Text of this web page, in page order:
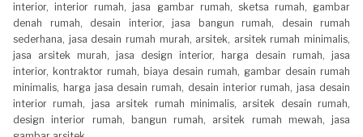
interior, interior rumah, jasa gambar rumah, sketsa rumah, gambar
denah rumah, desain interior, jasa bangun rumah, desain rumah
sederhana, jasa desain rumah murah, arsitek, arsitek rumah minimalis,
jasa arsitek murah, jasa design interior, harga desain rumah, jasa
interior, kontraktor rumah, biaya desain rumah, gambar desain rumah
minimalis, harga jasa desain rumah, desain interior rumah, jasa desain
interior rumah, jasa arsitek rumah minimalis, arsitek desain rumah,
design interior rumah, bangun rumah, arsitek rumah mewah, jasa